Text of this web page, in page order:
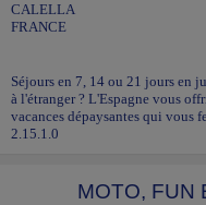
CALELLA
FRANCE
Séjours en 7, 14 ou 21 jours en
à l'étranger ? L'Espagne vous
vacances dépaysantes qui vous
2.15.1.0
MOTO, FUN